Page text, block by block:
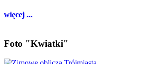
więcej ...
Foto "Kwiatki"